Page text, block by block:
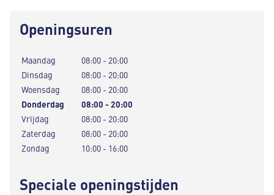
Openingsuren
Maandag
08:00 - 20:00
Dinsdag
08:00 - 20:00
Woensdag
08:00 - 20:00
Donderdag
08:00 - 20:00
Vrijdag
08:00 - 20:00
Zaterdag
08:00 - 20:00
Zondag
10:00 - 16:00
Speciale openingstijden